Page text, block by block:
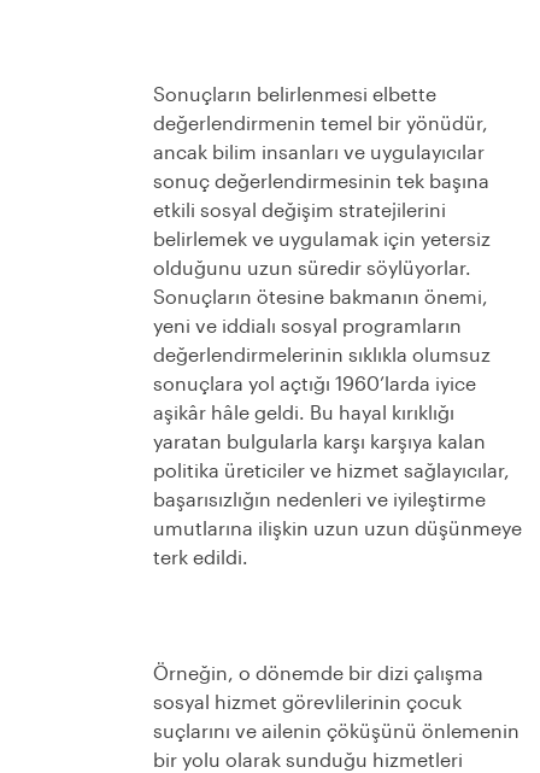
Sonuçların belirlenmesi elbette
değerlendirmenin temel bir yönüdür,
ancak bilim insanları ve uygulayıcılar
sonuç değerlendirmesinin tek başına
etkili sosyal değişim stratejilerini
belirlemek ve uygulamak için yetersiz
olduğunu uzun süredir söylüyorlar.
Sonuçların ötesine bakmanın önemi,
yeni ve iddialı sosyal programların
değerlendirmelerinin sıklıkla olumsuz
sonuçlara yol açtığı 1960’larda iyice
aşikâr hâle geldi. Bu hayal kırıklığı
yaratan bulgularla karşı karşıya kalan
politika üreticiler ve hizmet sağlayıcılar,
başarısızlığın nedenleri ve iyileştirme
umutlarına ilişkin uzun uzun düşünmeye
terk edildi.
Örneğin, o dönemde bir dizi çalışma
sosyal hizmet görevlilerinin çocuk
suçlarını ve ailenin çöküşünü önlemenin
bir yolu olarak sunduğu hizmetleri